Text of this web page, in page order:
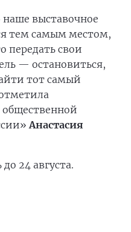
выставочное
тем самым местом,
передать свои
— остановиться,
тот самый
Анастасия
24 августа.